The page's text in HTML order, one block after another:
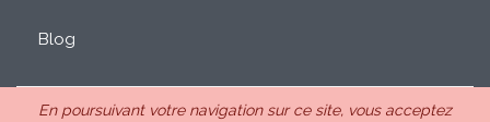
Blog
ARMAE est une SAS au capital de 28850€ inscrite au RCS
En poursuivant votre navigation sur ce site, vous acceptez